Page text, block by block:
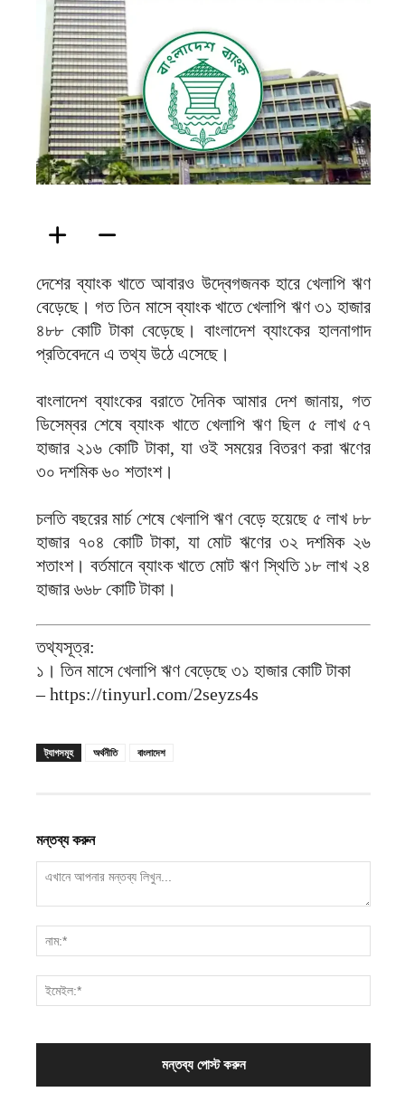
দেশের ব্যাংক খাতে আবারও উদ্বেগজনক হারে খেলাপি ঋণ
বেড়েছে। গত তিন মাসে ব্যাংক খাতে খেলাপি ঋণ ৩১ হাজার
৪৮৮ কোটি টাকা বেড়েছে। বাংলাদেশ ব্যাংকের হালনাগাদ
প্রতিবেদনে এ তথ্য উঠে এসেছে।
বাংলাদেশ ব্যাংকের বরাতে দৈনিক আমার দেশ জানায়, গত
ডিসেম্বর শেষে ব্যাংক খাতে খেলাপি ঋণ ছিল ৫ লাখ ৫৭
হাজার ২১৬ কোটি টাকা, যা ওই সময়ের বিতরণ করা ঋণের
৩০ দশমিক ৬০ শতাংশ।
চলতি বছরের মার্চ শেষে খেলাপি ঋণ বেড়ে হয়েছে ৫ লাখ ৮৮
হাজার ৭০৪ কোটি টাকা, যা মোট ঋণের ৩২ দশমিক ২৬
শতাংশ। বর্তমানে ব্যাংক খাতে মোট ঋণ স্থিতি ১৮ লাখ ২৪
হাজার ৬৬৮ কোটি টাকা।
তথ্যসূত্র:
১। তিন মাসে খেলাপি ঋণ বেড়েছে ৩১ হাজার কোটি টাকা
– https://tinyurl.com/2seyzs4s
ট্যাগসমূহ অর্থনীতি বাংলাদেশ
মন্তব্য করুন